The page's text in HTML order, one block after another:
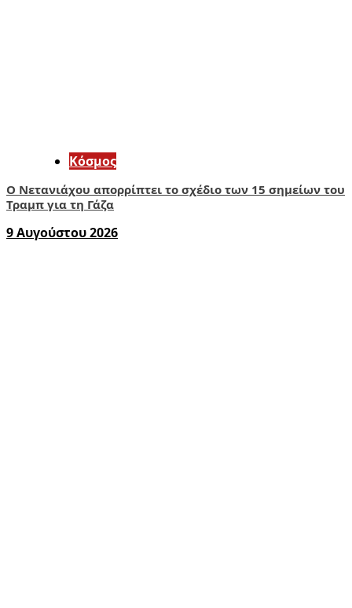
Κόσμος
Ο Νετανιάχου απορρίπτει το σχέδιο των 15 σημείων του
Τραμπ για τη Γάζα
9 Αυγούστου 2026